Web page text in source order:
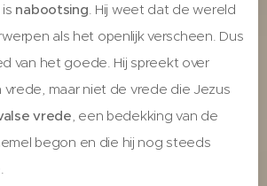
nabootsing. Hij weet dat de wereld
als het openlijk verscheen. Dus
van het goede. Hij spreekt over
maar niet de vrede die Jezus
vrede, een bedekking van de
begon en die hij nog steeds